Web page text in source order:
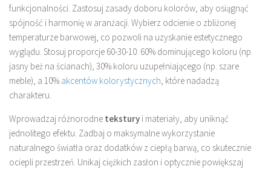
funkcjonalności. Zastosuj zasady doboru kolorów, aby osiągnąć
spójność i harmonię w aranżacji. Wybierz odcienie o zbliżonej
temperaturze barwowej, co pozwoli na uzyskanie estetycznego
wyglądu. Stosuj proporcje 60-30-10: 60% dominującego koloru (np.
jasny beż na ścianach), 30% koloru uzupełniającego (np. szare
meble), a 10% akcentów kolorystycznych , które nadadzą
charakteru.
Wprowadzaj różnorodne tekstury i materiały, aby uniknąć
jednolitego efektu. Zadbaj o maksymalne wykorzystanie
naturalnego światła oraz dodatków z ciepłą barwą, co skutecznie
ociepli przestrzeń. Unikaj ciężkich zasłon i optycznie powiększaj